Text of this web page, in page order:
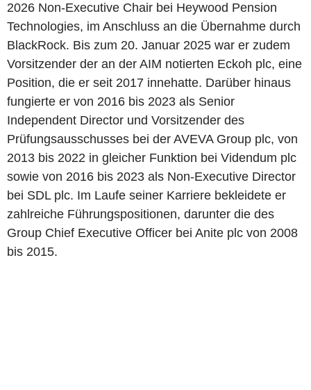
2026 Non-Executive Chair bei Heywood Pension
Technologies, im Anschluss an die Übernahme durch
BlackRock. Bis zum 20. Januar 2025 war er zudem
Vorsitzender der an der AIM notierten Eckoh plc, eine
Position, die er seit 2017 innehatte. Darüber hinaus
fungierte er von 2016 bis 2023 als Senior
Independent Director und Vorsitzender des
Prüfungsausschusses bei der AVEVA Group plc, von
2013 bis 2022 in gleicher Funktion bei Videndum plc
sowie von 2016 bis 2023 als Non-Executive Director
bei SDL plc. Im Laufe seiner Karriere bekleidete er
zahlreiche Führungspositionen, darunter die des
Group Chief Executive Officer bei Anite plc von 2008
bis 2015.